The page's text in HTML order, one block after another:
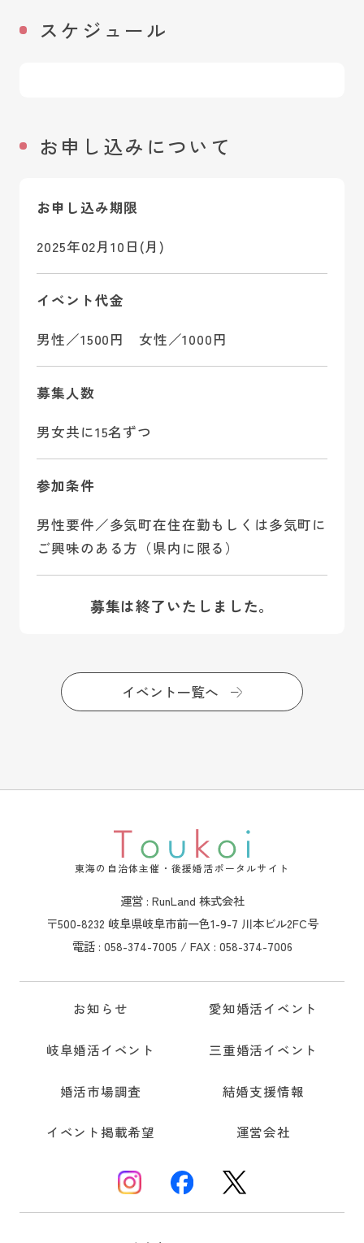
スケジュール
お申し込みについて
お申し込み期限
2025年02月10日(月)
イベント代金
男性／1500円 女性／1000円
募集人数
男女共に15名ずつ
参加条件
男性要件／多気町在住在勤もしくは多気町に
ご興味のある方（県内に限る）
募集は終了いたしました。
イベント一覧へ
東海の自治体主催・後援婚活ポータルサイト
運営 : RunLand 株式会社
〒500-8232 岐阜県岐阜市前一色1-9-7 川本ビル2FC号
電話 : 058-374-7005 / FAX : 058-374-7006
お知らせ 愛知婚活イベント
岐阜婚活イベント 三重婚活イベント
婚活市場調査 結婚支援情報
イベント掲載希望 運営会社